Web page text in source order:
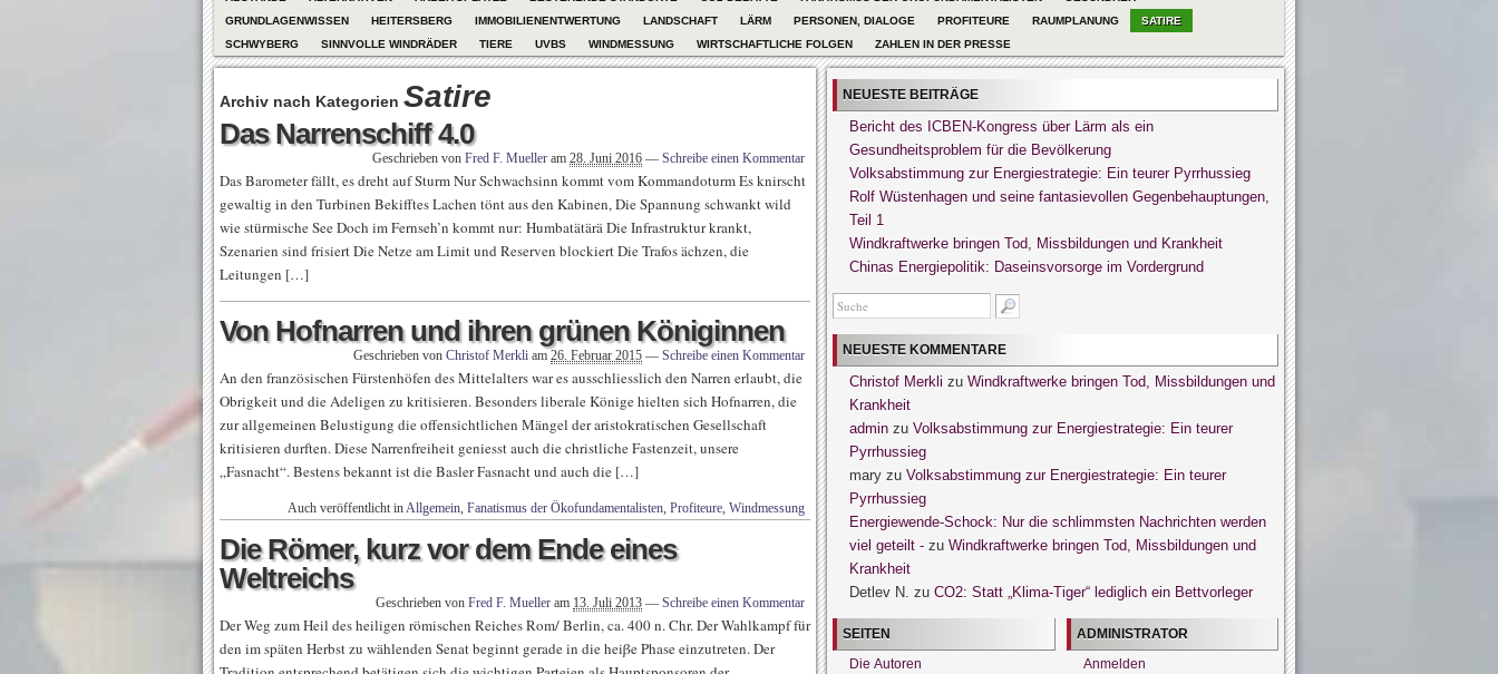
GRUNDLAGENWISSEN
HEITERSBERG IMMOBILIENENTWERTUNG LANDSCHAFT LÄRM PERSONEN, DIALOGE PROFITEURE RAUMPLANUNG
SATIRE
SCHWYBERG
SINNVOLLE WINDRÄDER TIERE UVBS WINDMESSUNG WIRTSCHAFTLICHE FOLGEN ZAHLEN IN DER PRESSE
Archiv nach Kategorien Satire
Das Narrenschiff 4.0
Geschrieben von Fred F. Mueller am 28. Juni 2016 — Schreibe einen Kommentar
Das Barometer fällt, es dreht auf Sturm Nur Schwachsinn kommt vom Kommandoturm Es knirscht
gewaltig in den Turbinen Bekifftes Lachen tönt aus den Kabinen, Die Spannung schwankt wild
wie stürmische See Doch im Fernseh’n kommt nur: Humbatätärä Die Infrastruktur krankt,
Szenarien sind frisiert Die Netze am Limit und Reserven blockiert Die Trafos ächzen, die
Leitungen […]
Von Hofnarren und ihren grünen Königinnen
Geschrieben von Christof Merkli am 26. Februar 2015 — Schreibe einen Kommentar
An den französischen Fürstenhöfen des Mittelalters war es ausschliesslich den Narren erlaubt, die
Obrigkeit und die Adeligen zu kritisieren. Besonders liberale Könige hielten sich Hofnarren, die
zur allgemeinen Belustigung die offensichtlichen Mängel der aristokratischen Gesellschaft
kritisieren durften. Diese Narrenfreiheit geniesst auch die christliche Fastenzeit, unsere
„Fasnacht“. Bestens bekannt ist die Basler Fasnacht und auch die […]
Auch veröffentlicht inAllgemein, Fanatismus der Ökofundamentalisten, Profiteure, Windmessung
Die Römer, kurz vor dem Ende eines
Weltreichs
Geschrieben von Fred F. Mueller am 13. Juli 2013 — Schreibe einen Kommentar
Der Weg zum Heil des heiligen römischen Reiches Rom/ Berlin, ca. 400 n. Chr. Der Wahlkampf für
den im späten Herbst zu wählenden Senat beginnt gerade in die heiβe Phase einzutreten. Der
NEUESTE BEITRÄGE
Bericht des ICBEN-Kongress über Lärm als ein
Gesundheitsproblem für die Bevölkerung
Volksabstimmung zur Energiestrategie: Ein teurer Pyrrhussieg
Rolf Wüstenhagen und seine fantasievollen Gegenbehauptungen,
Teil 1
Windkraftwerke bringen Tod, Missbildungen und Krankheit
Chinas Energiepolitik: Daseinsvorsorge im Vordergrund
NEUESTE KOMMENTARE
Christof Merkli zu Windkraftwerke bringen Tod, Missbildungen und
Krankheit
admin zu Volksabstimmung zur Energiestrategie: Ein teurer
Pyrrhussieg
mary zu Volksabstimmung zur Energiestrategie: Ein teurer
Pyrrhussieg
Energiewende-Schock: Nur die schlimmsten Nachrichten werden
viel geteilt - zu Windkraftwerke bringen Tod, Missbildungen und
Krankheit
Detlev N. zu CO2: Statt „Klima-Tiger“ lediglich ein Bettvorleger
SEITEN
Die Autoren
ADMINISTRATOR
Anmelden